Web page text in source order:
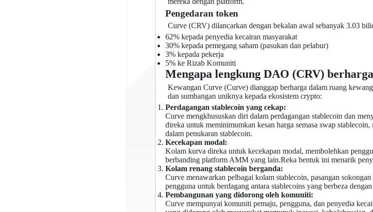
Pengedaran token
Curve (CRV) dilancarkan dengan bekalan awal sebanyak 3.03
62% kepada penyedia kecairan masyarakat
30% kepada pemegang saham (pasukan dan pelabur)
3% kepada pekerja
5% ke Rizab Komuniti
Mengapa lengkung DAO (CRV)
Kewangan Curve (Curve) dianggap berharga dalam ruang
dan sumbangan uniknya kepada ekosistem crypto:
Perdagangan stablecoin yang cekap:
Curve mengkhususkan diri dalam perdagangan stablecoin dan
direka untuk meminimumkan kesan harga semasa swap
dalam penukaran stablecoin.
Kecekapan modal:
Kolam kurva direka untuk kecekapan modal, membolehkan
berbanding platform AMM yang lain.Reka bentuk ini menarik
Kolam renang stablecoin berganda:
Curve menawarkan pelbagai kolam stablecoin, pasangan
pengguna untuk berdagang antara stablecoins yang berbeza
Pembangunan yang didorong oleh komuniti:
Curve mempunyai komuniti pemaju, pengguna, dan penyedia